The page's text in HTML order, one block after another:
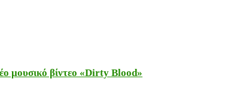
μουσικό βίντεο «Dirty Blood»